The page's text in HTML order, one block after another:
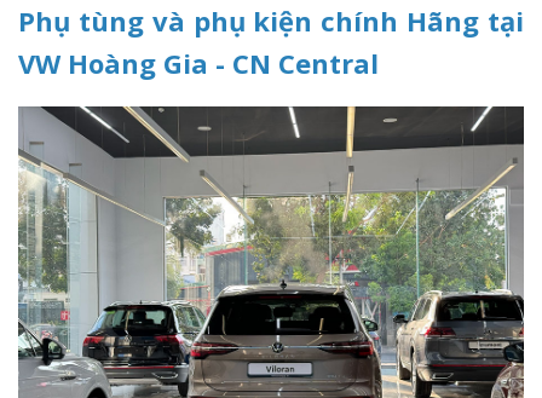
Phụ tùng và phụ kiện chính Hãng tại
VW Hoàng Gia - CN Central